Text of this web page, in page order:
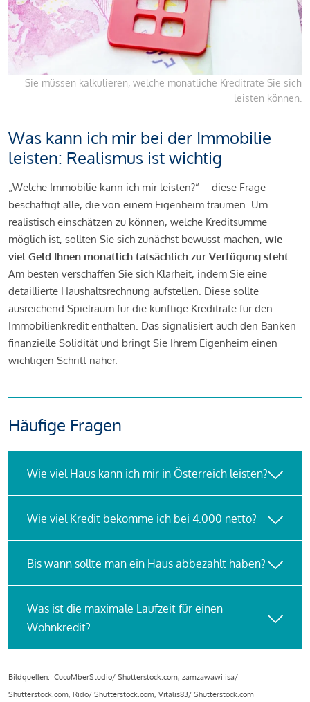
Sie müssen kalkulieren, welche monatliche Kreditrate Sie sich
leisten können.
Was kann ich mir bei der Immobilie
leisten: Realismus ist wichtig
„Welche Immobilie kann ich mir leisten?“ – diese Frage
beschäftigt alle, die von einem Eigenheim träumen. Um
realistisch einschätzen zu können, welche Kreditsumme
möglich ist, sollten Sie sich zunächst bewusst machen, wie
viel Geld Ihnen monatlich tatsächlich zur Verfügung steht.
Am besten verschaffen Sie sich Klarheit, indem Sie eine
detaillierte Haushaltsrechnung aufstellen. Diese sollte
ausreichend Spielraum für die künftige Kreditrate für den
Immobilienkredit enthalten. Das signalisiert auch den Banken
finanzielle Solidität und bringt Sie Ihrem Eigenheim einen
wichtigen Schritt näher.
Häufige Fragen
Wie viel Haus kann ich mir in Österreich leisten?
Wie viel Kredit bekomme ich bei 4.000 netto?
Bis wann sollte man ein Haus abbezahlt haben?
Was ist die maximale Laufzeit für einen
Wohnkredit?
Bildquellen: CucuMberStudio/ Shutterstock.com, zamzawawi isa/
Shutterstock.com, Rido/ Shutterstock.com, Vitalis83/ Shutterstock.com